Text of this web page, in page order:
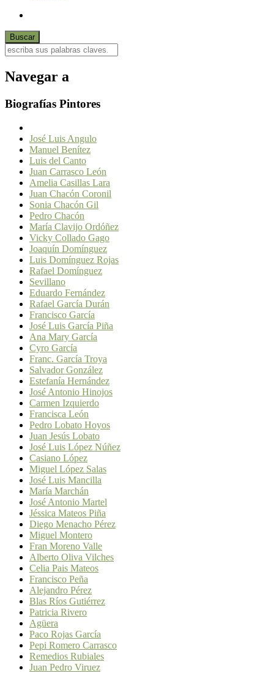
Navegar a
Biografías Pintores
José Luis Angulo
Manuel Benítez
Luis del Canto
Juan Carrasco León
Amelia Casillas Lara
Juan Chacón Coronil
Sonia Chacón Gil
Pedro Chacón
María Clavijo Ordóñez
Vicky Collado Gago
Joaquín Domínguez
Luis Domínguez Rojas
Rafael Domínguez
Sevillano
Eduardo Fernández
Rafael García Durán
Francisco García
José Luis García Piña
Ana Mary García
Cyro García
Franc. García Troya
Salvador González
Estefanía Hernández
José Antonio Hinojos
Carmen Izquierdo
Francisca León
Pedro Lobato Hoyos
Juan Jesús Lobato
José Luis López Núñez
Casiano López
Miguel López Salas
José Luis Mancilla
María Marchán
José Antonio Martel
Jéssica Mateos Piña
Diego Menacho Pérez
Miguel Montero
Fran Moreno Valle
Alberto Oliva Vilches
Celia Pais Mateos
Francisco Peña
Alejandro Pérez
Blas Ríos Gutiérrez
Patricia Rivero
Agüera
Paco Rojas García
Pepi Romero Carrasco
Remedios Rubiales
Juan Pedro Viruez